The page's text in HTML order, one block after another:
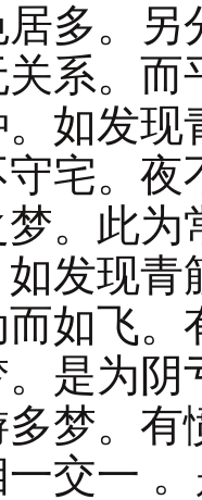
多。
系。
如发
宅。
。此
发现
如飞
是为
梦。
交一